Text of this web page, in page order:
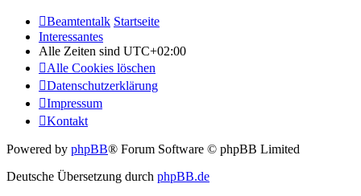
Beamtentalk Startseite
Interessantes
Alle Zeiten sind UTC+02:00
Alle Cookies löschen
Datenschutzerklärung
Impressum
Kontakt
Powered by phpBB® Forum Software © phpBB Limited
Deutsche Übersetzung durch phpBB.de